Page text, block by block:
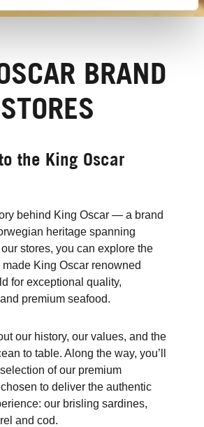
BRAND
STORES
the King Oscar
behind King Oscar — a brand
heritage spanning
stores, you can explore the
made King Oscar renowned
for exceptional quality,
premium seafood.
our history, our values, and the
to table. Along the way, you’ll
of our premium
to deliver the authentic
our brisling sardines,
and cod.